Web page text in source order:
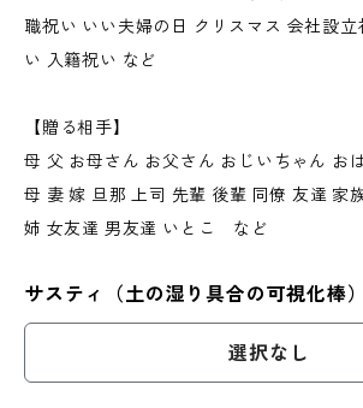
職祝い いい夫婦の日 クリスマス 会社設
い 入籍祝い など
【贈る相手】
母 父 お母さん お父さん おじいちゃん お
母 妻 嫁 旦那 上司 先輩 後輩 同僚 友達 家
姉 女友達 男友達 いとこ など
サスティ（土の湿り具合の可視化棒）
選択なし